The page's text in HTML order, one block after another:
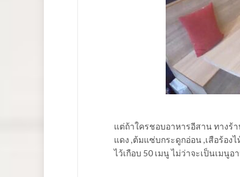
แต่ถ้าใครชอบอาหารอีสาน ทางร้
แดง ,ต้มแซ่บกระดูกอ่อน ,เสือร้อง
ไว้เกือบ 50 เมนู ไม่ว่าจะเป็นเมนู